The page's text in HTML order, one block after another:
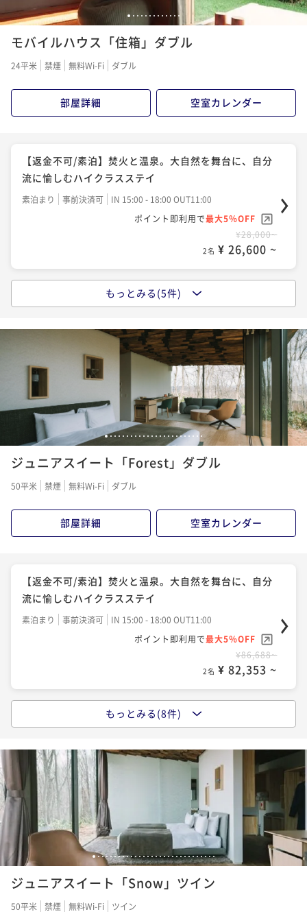
1 2 3 4 5 6 7 8 9 10 11 12 13
モバイルハウス「住箱」ダブル
24平米 禁煙 無料Wi-Fi ダブル
部屋詳細 空室カレンダー
【返金不可/素泊】焚火と温泉。大自然を舞台に、自分
流に愉しむハイクラスステイ
素泊まり 事前決済可
IN 15:00 - 18:00 OUT11:00
ポイント即利用で最大5％OFF
¥28,000~
2名 ¥ 26,600 ~
【返金不可/朝食付】大自然の息吹と、体に優しい美
IN 15:00 - 18:00 OUT11:00
ポイント即利用で最大5％OFF
¥33,914~
2名 ¥ 32,218 ~
【素泊】焚火と温泉。大自然を舞台に、自分流に愉し
むハイクラスステイ
¥35,000~
2名 ¥ 33,250 ~
【朝食付】大自然の息吹と、体に優しい美食。心豊か
な一日を始めるハイクラスステイ
朝食付き 現地決済可 事前決済可
IN 15:00 - 18:00 OUT11:00
ポイント即利用で 最大5％OFF
¥42,392~
2名 ¥ 40,272 ~
【返金不可/2食付】大自然の恵み 珠玉のイノベイテ
ィブフレンチ。五感で味わう至福のコンプリートステ
イ
二食付き 事前決済可
IN 15:00 - 18:00 OUT11:00
最大5％OFF
2名 ¥ 45,326 ~
【2食付】大自然の恵みと、珠玉のイノベイティブフレ
ンチ。五感で味わう至福のコンプリートステイ
二食付き 現地決済可 事前決済可
IN 15:00 - 18:00 OUT11:00
ポイント即利用で
もっとみる(5件)
123 4 5 6 7 8 9 10 11 12 13 14 1516 17 18192021 22 23 24
ジュニアスイート「Forest」ダブル
50平米 禁煙 無料Wi-Fi ダブル
部屋詳細 空室カレンダー
【返金不可/素泊】焚火と温泉。大自然を舞台に、自分
流に愉しむハイクラスステイ
素泊まり 事前決済可
IN 15:00 - 18:00 OUT11:00
ポイント即利用で最大5％OFF
¥86,688~
2名 ¥ 82,353 ~
【返金不可/朝食付】大自然の息吹と、体に優しい美
朝食付き 事前決済可
IN 15:00 - 18:00 OUT11:00
ポイント即利用で
最大5％OFF
¥91,122~
2名 ¥ 86,565 ~
【早期割】【素泊】焚火と温泉。大自然を舞台に、自
分流に愉しむハイクラスステイ
もっとみる(8件)
123456789101112131415161718192021222324252627282930
ジュニアスイート「Snow」ツイン
50平米 禁煙 無料Wi-Fi ツイン